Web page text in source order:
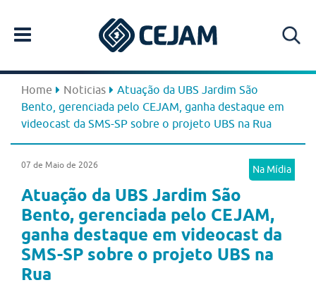
Home Noticias
Atuação da UBS Jardim São
Bento, gerenciada pelo CEJAM, ganha destaque em
videocast da SMS-SP sobre o projeto UBS na Rua
Na Mídia
07 de Maio de 2026
Atuação da UBS Jardim São
Bento, gerenciada pelo CEJAM,
ganha destaque em videocast da
SMS-SP sobre o projeto UBS na
Rua